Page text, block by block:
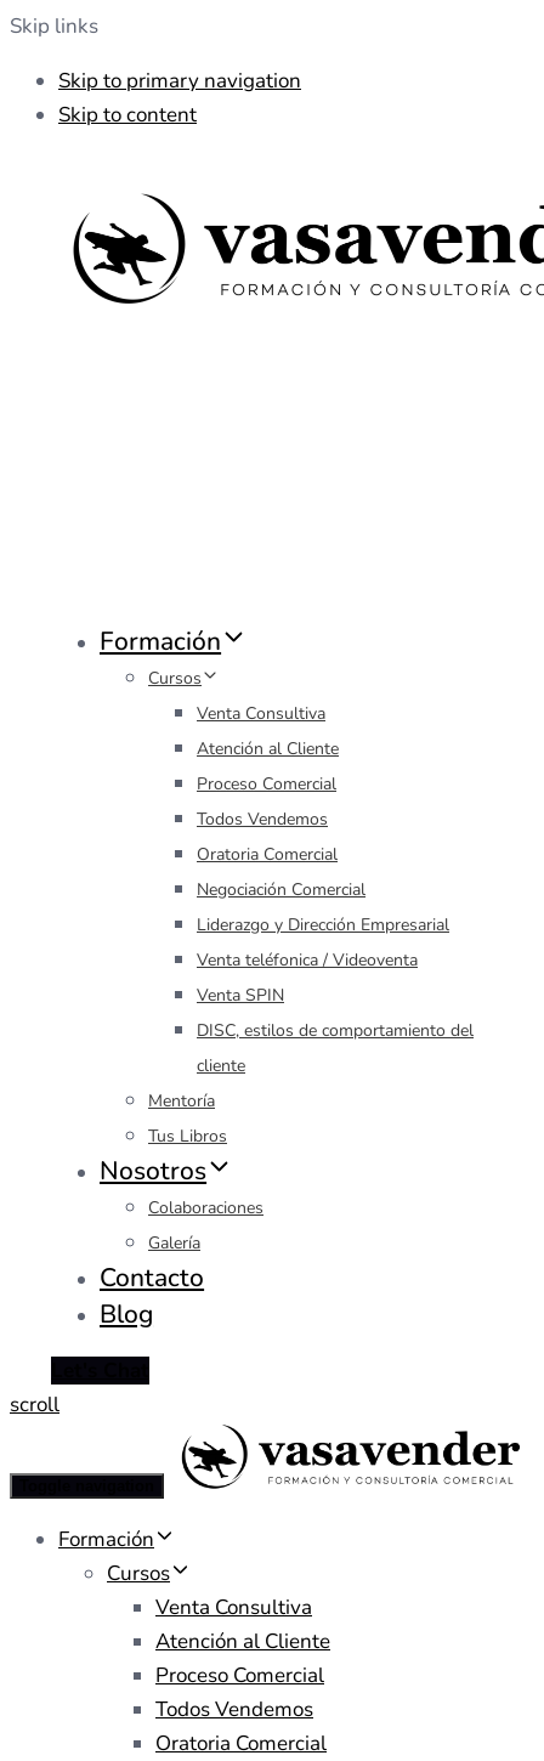
Skip links
Skip to primary navigation
Skip to content
Formación
Cursos
Venta Consultiva
Atención al Cliente
Proceso Comercial
Todos Vendemos
Oratoria Comercial
Negociación Comercial
Liderazgo y Dirección Empresarial
Venta teléfonica / Videoventa
Venta SPIN
DISC, estilos de comportamiento del
cliente
Mentoría
Tus Libros
Nosotros
Colaboraciones
Galería
Contacto
Blog
scroll
Formación
Cursos
Venta Consultiva
Atención al Cliente
Proceso Comercial
Todos Vendemos
Oratoria Comercial